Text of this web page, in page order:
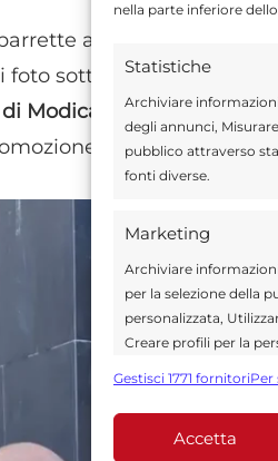
nella parte inferiore
Statistiche
Archiviare
degli annunci,
pubblico attraverso
fonti diverse.
Marketing
Archiviare
per la selezione della
personalizzata,
Creare profili per la
Utilizzare dati limitati
Funzionalità
Gestisci 1771 fornitoriPer
Accetta
ai presenti durante
foto sotto) sarà inoltre
Modica
, entrando così
del cioccolato